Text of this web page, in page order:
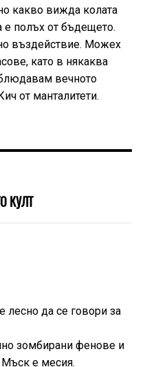
какво вижда колата
е полъх от бъдещето.
въздействие. Можех
като в някаква
вечното
от манталитети.
КУЛТ
лесно да се говори за
зомбирани фенове и
Мъск е месия.